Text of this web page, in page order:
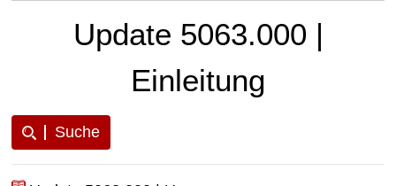
Update 5063.000 |
Einleitung